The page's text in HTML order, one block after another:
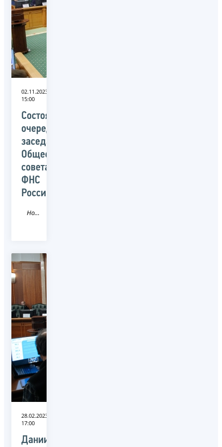
02.11.2023
15:00
Состоялось
очередное
заседание
Общественного
совета
ФНС
России
Новость
28.02.2023
17:00
Даниил